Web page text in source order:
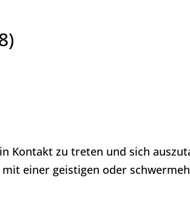
Kontakt zu treten und sich
einer geistigen oder